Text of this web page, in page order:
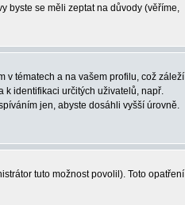
byste se měli zeptat na důvody (věříme,
v tématech a na vašem profilu, což záleží
k identifikaci určitých uživatelů, např.
jen, abyste dosáhli vyšší úrovně.
tuto možnost povolil). Toto opatření